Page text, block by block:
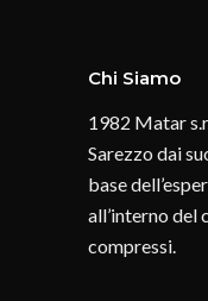
Chi Siamo
1982 Matar
Sarezzo dai
base
all’interno del
compressi.